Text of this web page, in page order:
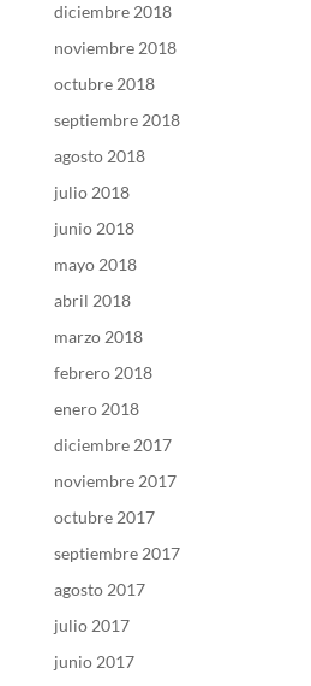
diciembre 2018
noviembre 2018
octubre 2018
septiembre 2018
agosto 2018
julio 2018
junio 2018
mayo 2018
abril 2018
marzo 2018
febrero 2018
enero 2018
diciembre 2017
noviembre 2017
octubre 2017
septiembre 2017
agosto 2017
julio 2017
junio 2017